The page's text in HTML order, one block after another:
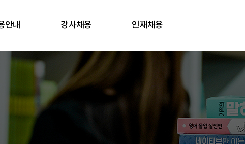
안내 강사채용 인재채용